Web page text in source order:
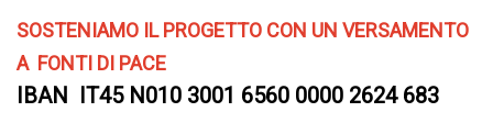
SOSTENIAMO IL PROGETTO CON UN VERSAMENTO
A FONTI DI PACE
IBAN IT45 N010 3001 6560 0000 2624 683